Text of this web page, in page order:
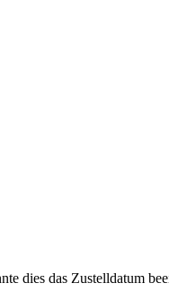
dies das Zustelldatum